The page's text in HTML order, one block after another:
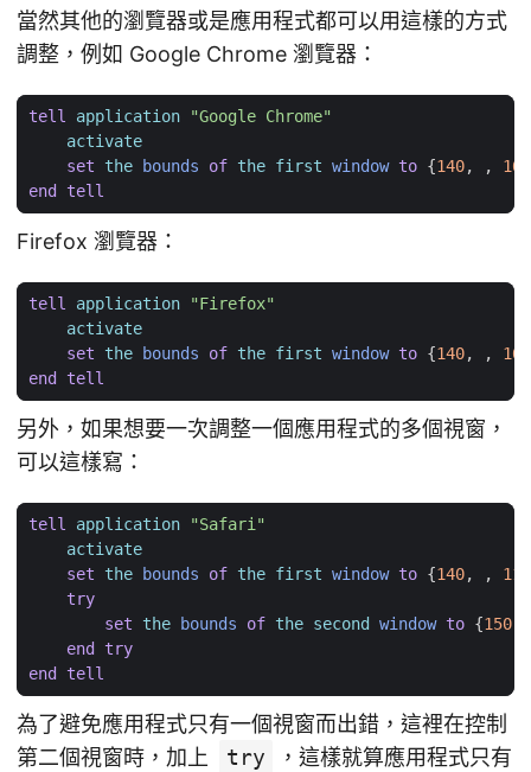
當然其他的瀏覽器或是應用程式都可以用這樣的方式
調整，例如 Google Chrome 瀏覽器：
tell application
"Google Chrome"
activate
set
the bounds of the first window to {140, ,
end
tell
Firefox 瀏覽器：
tell application
"Firefox"
activate
set
the bounds of the first window to {140, ,
end
tell
另外，如果想要一次調整一個應用程式的多個視窗，
可以這樣寫：
tell application
"Safari"
activate
set
the bounds of the first window to {140, ,
try
set
the bounds of the second window to {150
end
try
end
tell
為了避免應用程式只有一個視窗而出錯，這裡在控制
第二個視窗時，加上
try
，這樣就算應用程式只有